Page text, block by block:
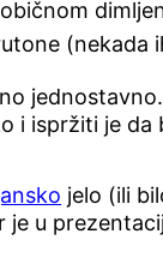
i ispržiti je da
jelo (ili
je u